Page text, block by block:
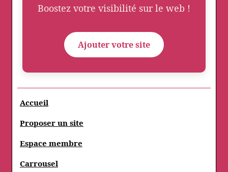
Boostez votre visibilité sur le web !
Ajouter votre site
Accueil
Proposer un site
Espace membre
Carrousel